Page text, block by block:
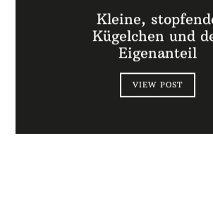
Kleine,
Kügelchen und
Eigenanteil
VIEW POST